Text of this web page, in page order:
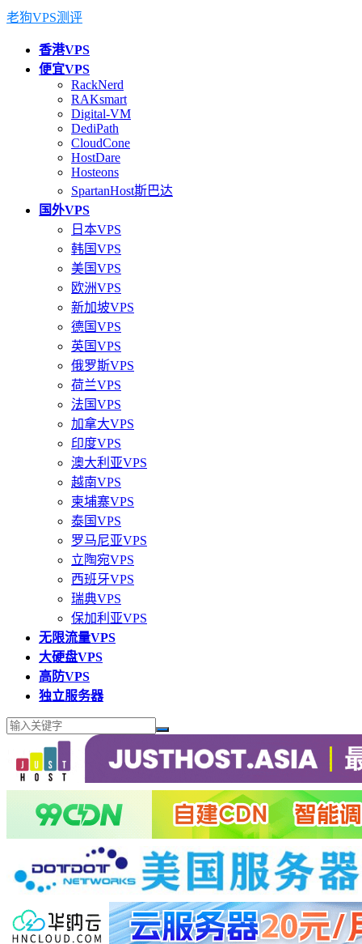
老狗VPS测评
香港VPS
便宜VPS
RackNerd
RAKsmart
Digital-VM
DediPath
CloudCone
HostDare
Hosteons
SpartanHost斯巴达
国外VPS
日本VPS
韩国VPS
美国VPS
欧洲VPS
新加坡VPS
德国VPS
英国VPS
俄罗斯VPS
荷兰VPS
法国VPS
加拿大VPS
印度VPS
澳大利亚VPS
越南VPS
柬埔寨VPS
泰国VPS
罗马尼亚VPS
立陶宛VPS
西班牙VPS
瑞典VPS
保加利亚VPS
无限流量VPS
大硬盘VPS
高防VPS
独立服务器